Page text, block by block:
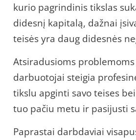
kurio pagrindinis tikslas
didesnį kapitalą, dažnai
teisės yra daug didesnės
Atsiradusioms
darbuotojai steigia
tikslu apginti savo teises
tuo pačiu metu ir pasijusti
Paprastai darbdaviai